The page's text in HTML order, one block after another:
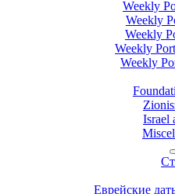
Weekly
Weekly
Weekly
Weekly
Weekly
Israel
Еврейские